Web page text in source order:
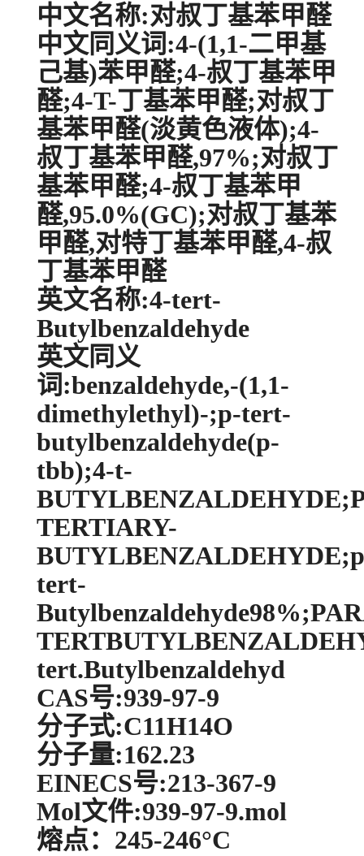
中文名称:对叔丁基苯甲醛
中文同义词:4-(1,1-二甲基
己基)苯甲醛;4-叔丁基苯甲
醛;4-T-丁基苯甲醛;对叔丁
基苯甲醛(淡黄色液体);4-
叔丁基苯甲醛,97%;对叔丁
基苯甲醛;4-叔丁基苯甲
醛,95.0%(GC);对叔丁基苯
甲醛,对特丁基苯甲醛,4-叔
丁基苯甲醛
英文名称:4-tert-
Butylbenzaldehyde
英文同义
词:benzaldehyde,-(1,1-
dimethylethyl)-;p-tert-
butylbenzaldehyde(p-
tbb);4-t-
TERTIARY-
tert-
tert.Butylbenzaldehyd
CAS号:939-97-9
分子式:C11H14O
分子量:162.23
EINECS号:213-367-9
Mol文件:939-97-9.mol
熔点：245-246°C